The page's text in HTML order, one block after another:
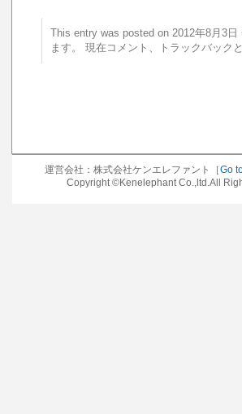
This entry was posted on 2012年8月3
ます。 現在コメント、トラックバック
運営会社：株式会社ケンエレファント［Go
Copyright ©Kenelephant Co.,ltd.All